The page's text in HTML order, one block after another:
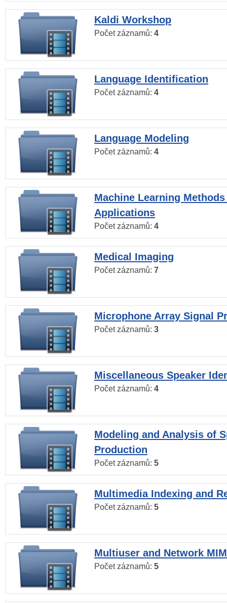
Kaldi Workshop
Počet záznamů: 4
Language Identification
Počet záznamů: 4
Language Modeling
Počet záznamů: 4
Machine Learning
Applications
Počet záznamů: 4
Medical Imaging
Počet záznamů: 7
Microphone Array Signal
Počet záznamů: 3
Miscellaneous Speaker
Počet záznamů: 4
Modeling and Analysis of
Production
Počet záznamů: 5
Multimedia Indexing and
Počet záznamů: 5
Multiuser and Network
Počet záznamů: 5